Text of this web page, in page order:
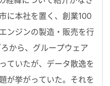
に本社を置く、創業100
ンジンの製造・販売を行
から、グループウェア
ていたが、データ散逸を
が挙がっていた。それを